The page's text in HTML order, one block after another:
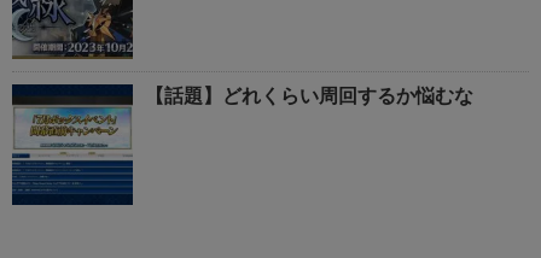
【話題】どれくらい周回するか悩むな